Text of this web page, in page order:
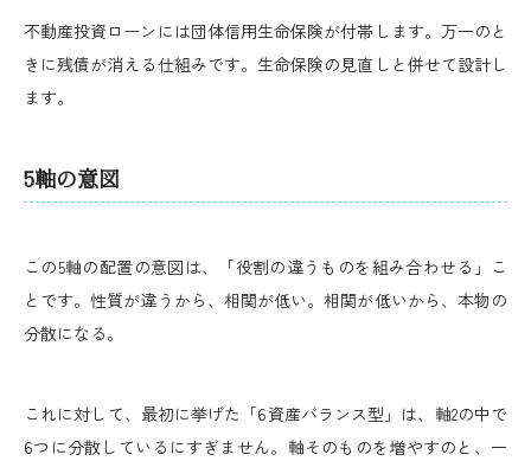
不動産投資ローンには団体信用生命保険が付帯します。万一のと
きに残債が消える仕組みです。生命保険の見直しと併せて設計し
ます。
5軸の意図
この5軸の配置の意図は、「役割の違うものを組み合わせる」こ
とです。性質が違うから、相関が低い。相関が低いから、本物の
分散になる。
これに対して、最初に挙げた「6資産バランス型」は、軸2の中で
6つに分散しているにすぎません。軸そのものを増やすのと、一